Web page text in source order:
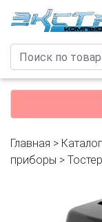
Главная > Каталог
приборы >